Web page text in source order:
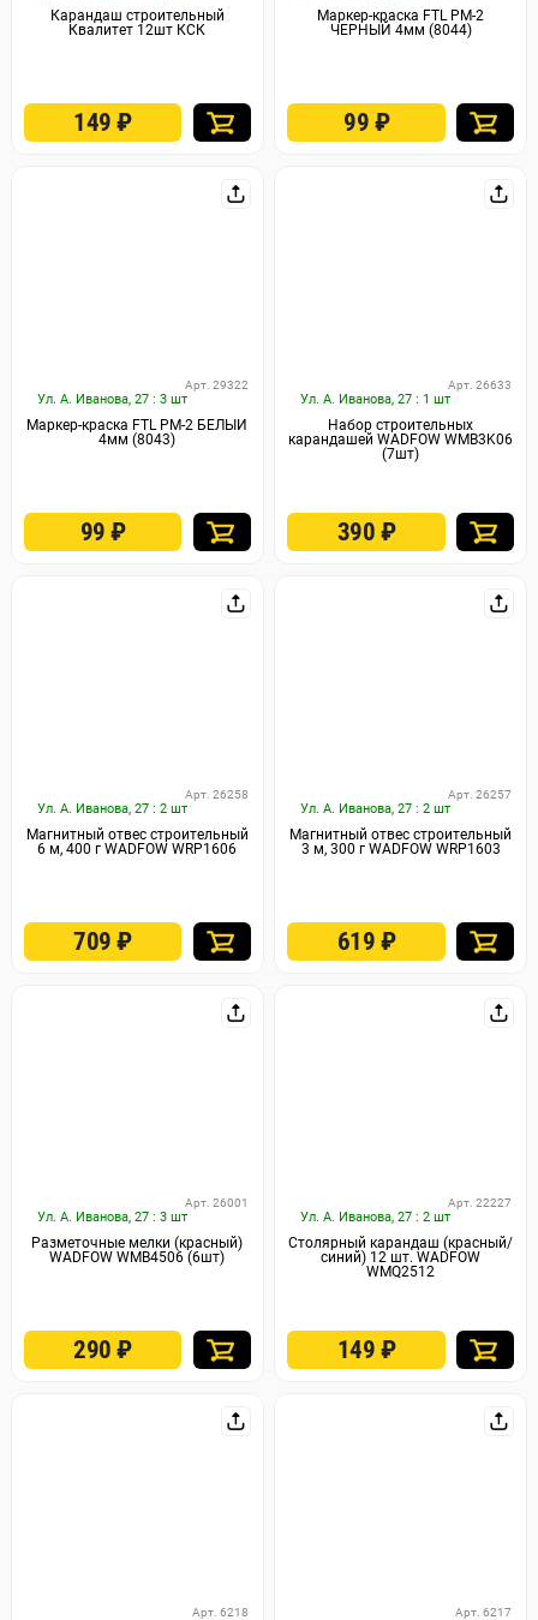
Карандаш строительный
Квалитет 12шт КСК
149₽
Маркер-краска FTL PM-2
ЧЕРНЫЙ 4мм (8044)
99 ₽
Ул. А. Иванова, 27 : 3 шт
Арт. 29322
Маркер-краска FTL PM-2 БЕЛЫЙ
4мм (8043)
99₽
Ул. А. Иванова, 27 : 1 шт
Арт. 26633
Набор строительных
карандашей WADFOW WMB3K06
(7шт)
390 ₽
Ул. А. Иванова, 27 : 2 шт
Арт. 26258
Магнитный отвес строительный
6 м, 400 г WADFOW WRP1606
709₽
Ул. А. Иванова, 27 : 2 шт
Арт. 26257
Магнитный отвес строительный
3 м, 300 г WADFOW WRP1603
619 ₽
Ул. А. Иванова, 27 : 3 шт
Арт. 26001
Разметочные мелки (красный)
WADFOW WMB4506 (6шт)
290₽
Ул. А. Иванова, 27 : 2 шт
Арт. 22227
Столярный карандаш (красный/
синий) 12 шт. WADFOW
WMQ2512
149 ₽
Арт. 6218 Арт. 6217